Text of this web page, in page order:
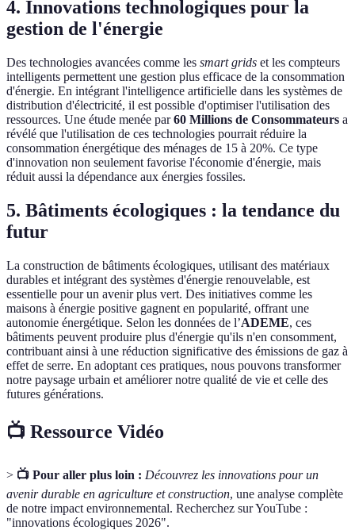
4. Innovations technologiques pour la
gestion de l'énergie
Des technologies avancées comme les smart grids et les compteurs
intelligents permettent une gestion plus efficace de la consommation
d'énergie. En intégrant l'intelligence artificielle dans les systèmes de
distribution d'électricité, il est possible d'optimiser l'utilisation des
ressources. Une étude menée par60 Millions de Consommateurs a
révélé que l'utilisation de ces technologies pourrait réduire la
consommation énergétique des ménages de 15 à 20%. Ce type
d'innovation non seulement favorise l'économie d'énergie, mais
réduit aussi la dépendance aux énergies fossiles.
5. Bâtiments écologiques : la tendance du
futur
La construction de bâtiments écologiques, utilisant des matériaux
durables et intégrant des systèmes d'énergie renouvelable, est
essentielle pour un avenir plus vert. Des initiatives comme les
maisons à énergie positive gagnent en popularité, offrant une
autonomie énergétique. Selon les données de l’ADEME, ces
bâtiments peuvent produire plus d'énergie qu'ils n'en consomment,
contribuant ainsi à une réduction significative des émissions de gaz à
effet de serre. En adoptant ces pratiques, nous pouvons transformer
notre paysage urbain et améliorer notre qualité de vie et celle des
futures générations.
📺 Ressource Vidéo
> 📺 Pour aller plus loin : Découvrez les innovations pour un
avenir durable en agriculture et construction, une analyse complète
de notre impact environnemental. Recherchez sur YouTube :
"innovations écologiques 2026".